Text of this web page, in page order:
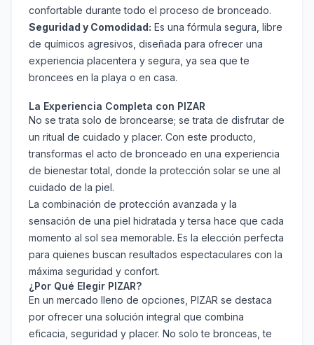
confortable durante todo el proceso de bronceado.
Seguridad y Comodidad: Es una fórmula segura, libre
de químicos agresivos, diseñada para ofrecer una
experiencia placentera y segura, ya sea que te
broncees en la playa o en casa.
La Experiencia Completa con PIZAR
No se trata solo de broncearse; se trata de disfrutar de
un ritual de cuidado y placer. Con este producto,
transformas el acto de bronceado en una experiencia
de bienestar total, donde la protección solar se une al
cuidado de la piel.
La combinación de protección avanzada y la
sensación de una piel hidratada y tersa hace que cada
momento al sol sea memorable. Es la elección perfecta
para quienes buscan resultados espectaculares con la
máxima seguridad y confort.
¿Por Qué Elegir PIZAR?
En un mercado lleno de opciones, PIZAR se destaca
por ofrecer una solución integral que combina
eficacia, seguridad y placer. No solo te bronceas, te